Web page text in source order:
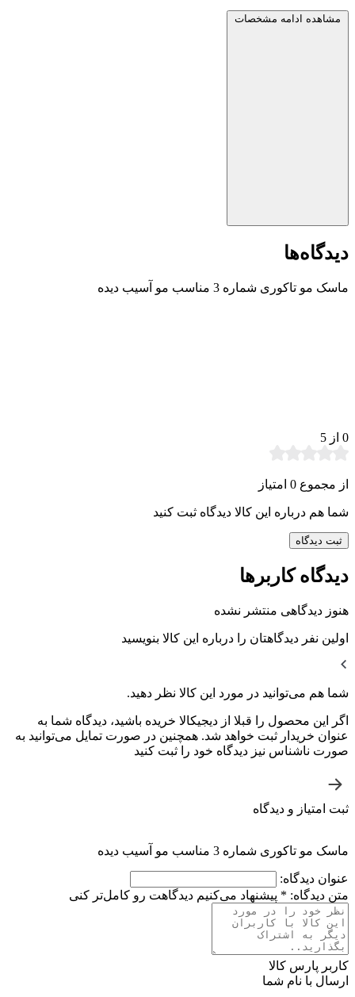
مشاهده ادامه مشخصات
دیدگاه‌ها
ماسک مو تاکوری شماره 3 مناسب مو آسیب دیده
0 از 5
از مجموع 0 امتیاز
شما هم درباره این کالا دیدگاه ثبت کنید
ثبت دیدگاه
دیدگاه کاربرها
هنوز دیدگاهی منتشر نشده
اولین نفر دیدگاهتان را درباره این کالا بنویسید
شما هم می‌توانید در مورد این کالا نظر دهید.
اگر این محصول را قبلا از دیجیکالا خریده باشید، دیدگاه شما به
عنوان خریدار ثبت خواهد شد. همچنین در صورت تمایل می‌توانید به
صورت ناشناس نیز دیدگاه خود را ثبت کنید
ثبت امتیاز و دیدگاه
ماسک مو تاکوری شماره 3 مناسب مو آسیب دیده
عنوان دیدگاه:
متن دیدگاه: * پیشنهاد می‌کنیم دیدگاهت رو کامل‌تر کنی
کاربر پارس کالا
ارسال با نام شما